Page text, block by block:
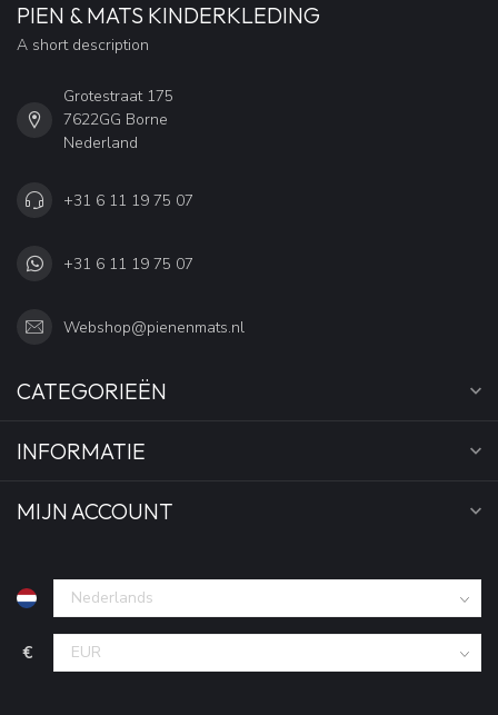
PIEN & MATS KINDERKLEDING
A short description
Grotestraat 175
7622GG Borne
Nederland
+31 6 11 19 75 07
+31 6 11 19 75 07
Webshop@pienenmats.nl
CATEGORIEËN
INFORMATIE
MIJN ACCOUNT
€